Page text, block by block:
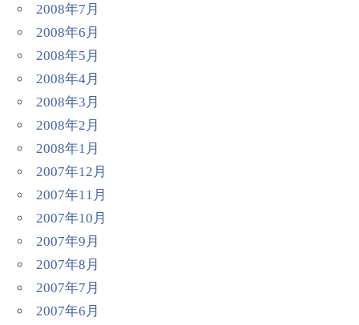
2008年7月
2008年6月
2008年5月
2008年4月
2008年3月
2008年2月
2008年1月
2007年12月
2007年11月
2007年10月
2007年9月
2007年8月
2007年7月
2007年6月